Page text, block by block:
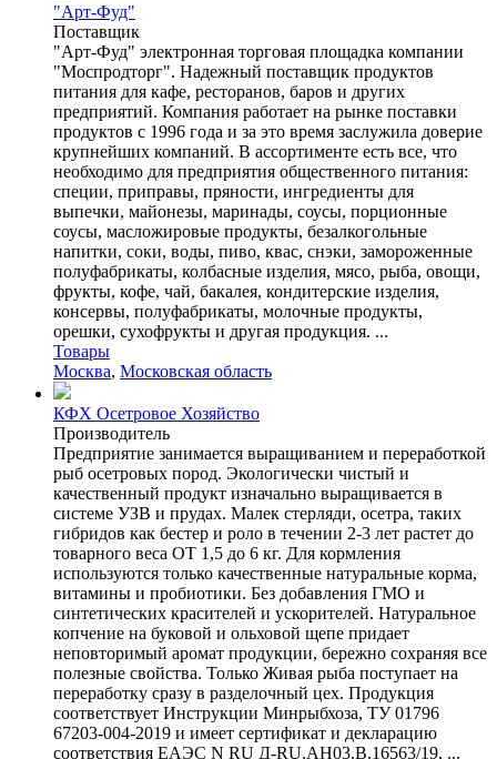
"Арт-Фуд"
Поставщик
"Арт-Фуд" электронная торговая площадка компании
"Моспродторг". Надежный поставщик продуктов
питания для кафе, ресторанов, баров и других
предприятий. Компания работает на рынке поставки
продуктов с 1996 года и за это время заслужила доверие
крупнейших компаний. В ассортименте есть все, что
необходимо для предприятия общественного питания:
специи, приправы, пряности, ингредиенты для
выпечки, майонезы, маринады, соусы, порционные
соусы, масложировые продукты, безалкогольные
напитки, соки, воды, пиво, квас, снэки, замороженные
полуфабрикаты, колбасные изделия, мясо, рыба, овощи,
фрукты, кофе, чай, бакалея, кондитерские изделия,
консервы, полуфабрикаты, молочные продукты,
орешки, сухофрукты и другая продукция. ...
Товары
Москва, Московская область
КФХ Осетровое Хозяйство
Производитель
Предприятие занимается выращиванием и переработкой
рыб осетровых пород. Экологически чистый и
качественный продукт изначально выращивается в
системе УЗВ и прудах. Малек стерляди, осетра, таких
гибридов как бестер и роло в течении 2-3 лет растет до
товарного веса ОТ 1,5 до 6 кг. Для кормления
используются только качественные натуральные корма,
витамины и пробиотики. Без добавления ГМО и
синтетических красителей и ускорителей. Натуральное
копчение на буковой и ольховой щепе придает
неповторимый аромат продукции, бережно сохраняя все
полезные свойства. Только Живая рыба поступает на
переработку сразу в разделочный цех. Продукция
соответствует Инструкции Минрыбхоза, ТУ 01796
67203-004-2019 и имеет сертификат и декларацию
соответствия ЕАЭС N RU Д-RU.АН03.В.16563/19, ...